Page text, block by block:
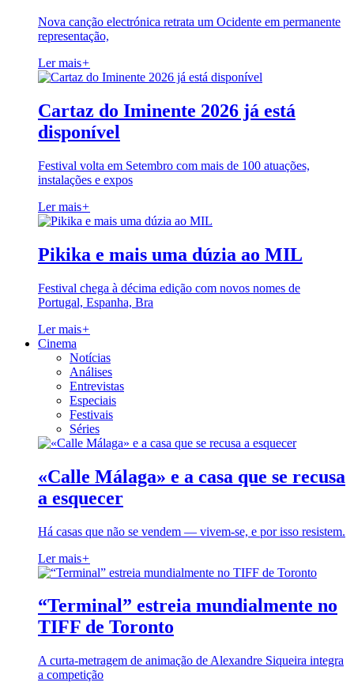
Nova canção electrónica retrata um Ocidente em permanente
representação,
Ler mais+
Cartaz do Iminente 2026 já está
disponível
Festival volta em Setembro com mais de 100 atuações,
instalações e expos
Ler mais+
Pikika e mais uma dúzia ao MIL
Festival chega à décima edição com novos nomes de
Portugal, Espanha, Bra
Ler mais+
Cinema
Notícias
Análises
Entrevistas
Especiais
Festivais
Séries
«Calle Málaga» e a casa que se recusa
a esquecer
Há casas que não se vendem — vivem-se, e por isso resistem.
Ler mais+
“Terminal” estreia mundialmente no
TIFF de Toronto
A curta-metragem de animação de Alexandre Siqueira integra
a competição